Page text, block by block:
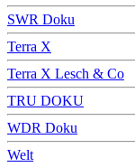
SWR Doku
Terra X
Terra X Lesch & Co
TRU DOKU
WDR Doku
Welt